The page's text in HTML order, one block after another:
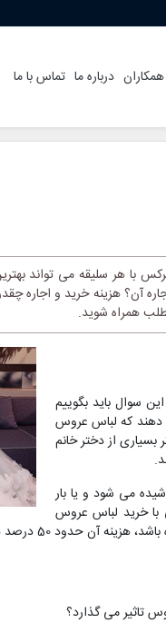
درباره ما تماس با ما
با هر سلیقه می تواند
هزینه خرید و اجاره چقدر
همراه شوید.
سوال باید بگوییم
دهند که لباس عروس
از دختر خانم
می شود و یا بار
با خرید لباس عروس
تاثیر می گذارد؟